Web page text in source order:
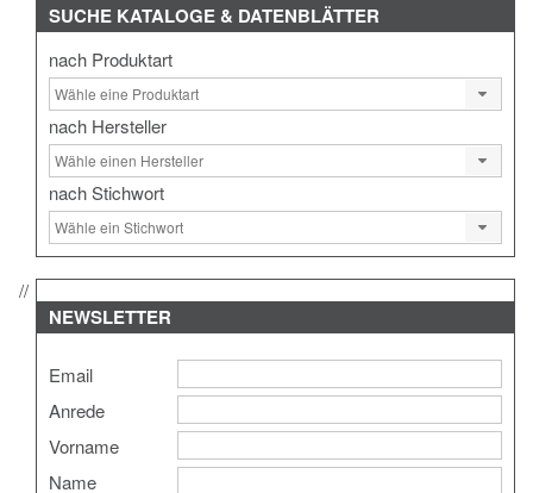
SUCHE KATALOGE & DATENBLÄTTER
nach Produktart
nach Hersteller
nach Stichwort
NEWSLETTER
Email
Anrede
Vorname
Name